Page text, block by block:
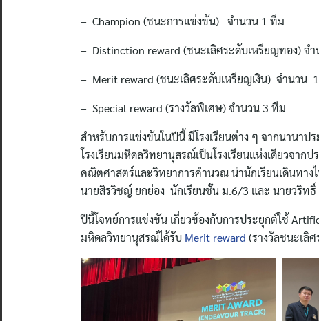
– Champion (ชนะการแข่งขัน) จำนวน 1 ทีม
– Distinction reward (ชนะเลิศระดับเหรียญทอง) จ
– Merit reward (ชนะเลิศระดับเหรียญเงิน) จำนวน
– Special reward (รางวัลพิเศษ) จำนวน 3 ทีม
สำหรับการแข่งขันในปีนี้ มีโรงเรียนต่าง ๆ จากนานา
โรงเรียนมหิดลวิทยานุสรณ์เป็นโรงเรียนแห่งเดียวจา
คณิตศาสตร์และวิทยาการคำนวณ นำนักเรียนเดินทา
นายสิรวิชญ์ ยกย่อง นักเรียนชั้น ม.6/3 และ นายวริท
ปีนี้โจทย์การแข่งขัน เกี่ยวข้องกับการประยุกต์ใช้
มหิดลวิทยานุสรณ์ได้รับ Merit reward (รางวัลชนะเลิ